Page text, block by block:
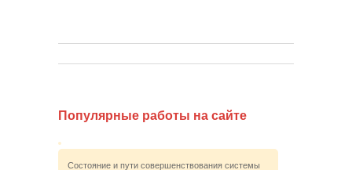
Популярные работы на сайте
Состояние и пути совершенствования системы